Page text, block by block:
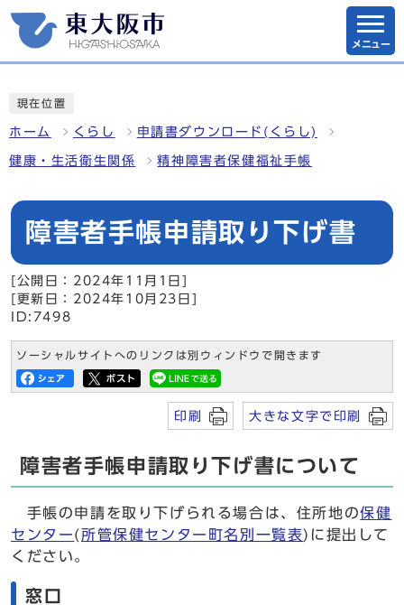
メニュー
現在位置
ホーム くらし 申請書ダウンロード(くらし)
健康・生活衛生関係 精神障害者保健福祉手帳
障害者手帳申請取り下げ書
[公開日：2024年11月1日]
[更新日：2024年10月23日]
ID:7498
ソーシャルサイトへのリンクは別ウィンドウで開きます
印刷 大きな文字で印刷
障害者手帳申請取り下げ書について
手帳の申請を取り下げられる場合は、住所地の保健
センター( 所管保健センター町名別一覧表)に提出して
ください。
窓口